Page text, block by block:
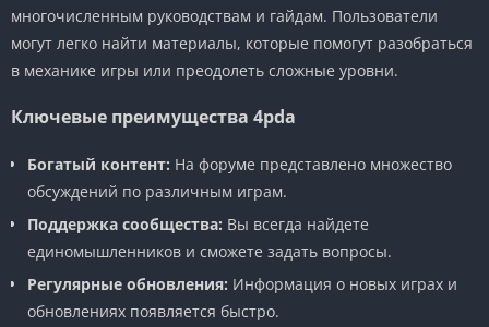
многочисленным руководствам и гайдам. Пользователи
могут легко найти материалы, которые помогут разобраться
в механике игры или преодолеть сложные уровни.
Ключевые преимущества 4pda
Богатый контент: На форуме представлено множество
обсуждений по различным играм.
Поддержка сообщества: Вы всегда найдете
единомышленников и сможете задать вопросы.
Регулярные обновления: Информация о новых играх и
обновлениях появляется быстро.